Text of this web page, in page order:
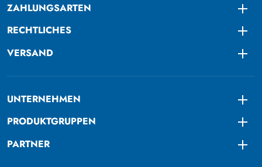
ZAHLUNGSARTEN
RECHTLICHES
VERSAND
UNTERNEHMEN
PRODUKTGRUPPEN
PARTNER